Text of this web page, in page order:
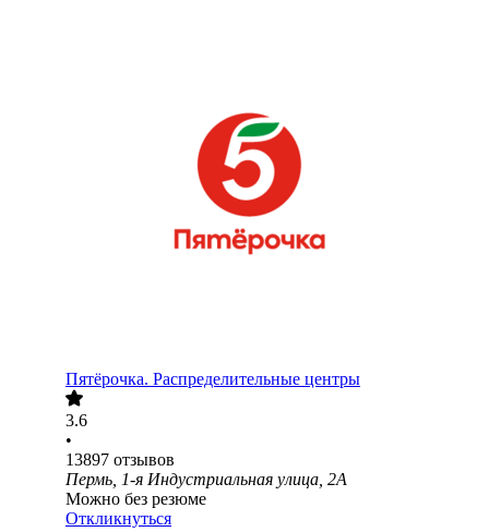
Пятёрочка. Распределительные центры
3.6
•
13897 отзывов
Пермь, 1-я Индустриальная улица, 2А
Можно без резюме
Откликнуться